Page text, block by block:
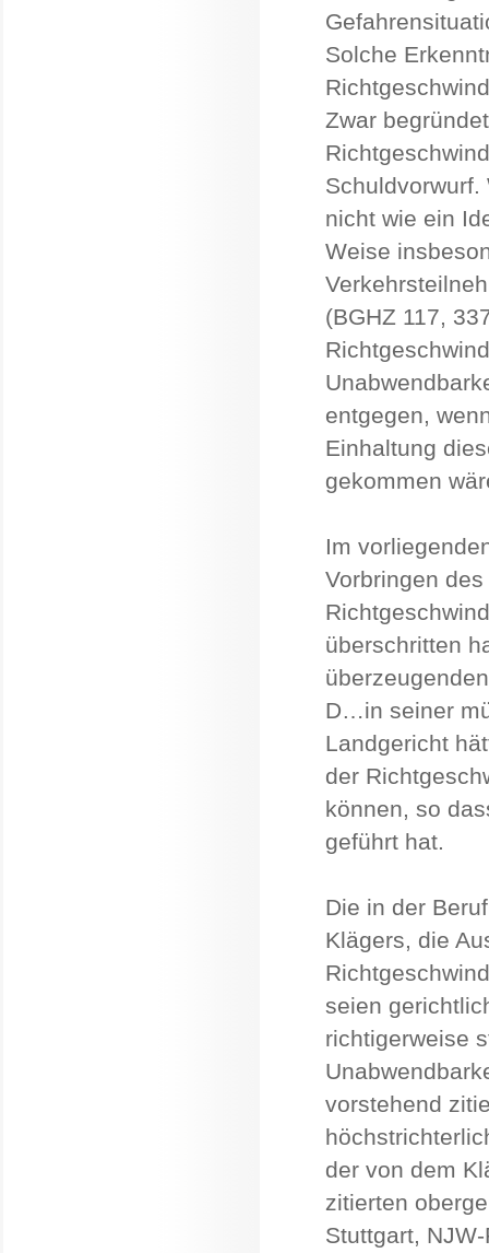
Solche
Zwar
nicht wie ein
Weise
(BGHZ 117,
entgegen,
Einhaltung
gekommen
Im
Vorbringen
überschritten
D…in seiner
Landgericht
der
können, so
geführt hat.
Die in der
Klägers, die
seien
richtigerweise
vorstehend
der von dem
zitierten
Stuttgart,